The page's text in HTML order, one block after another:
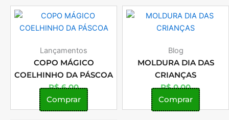
Lançamentos
COPO MÁGICO
COELHINHO DA PÁSCOA
R$6,00
Comprar
Blog
MOLDURA DIA DAS
CRIANÇAS
R$0,00
Comprar